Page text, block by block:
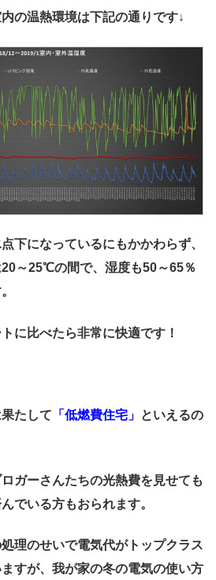
の温熱環境は下記の通りです↓
下になっているにもかかわらず、
～25℃の間で、湿度も50～65％
に比べたら非常に快適です！
たして 「低燃費住宅」 といえるの
ガーさんたちの光熱費を見せても
でいる方もおられます。
理のせいで電気代がトップクラス
すが、我が家の冬の電気の使い方